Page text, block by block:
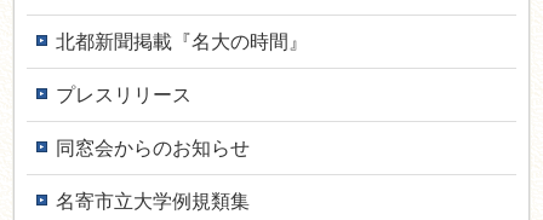
北都新聞掲載『名大の時間』
プレスリリース
同窓会からのお知らせ
名寄市立大学例規類集